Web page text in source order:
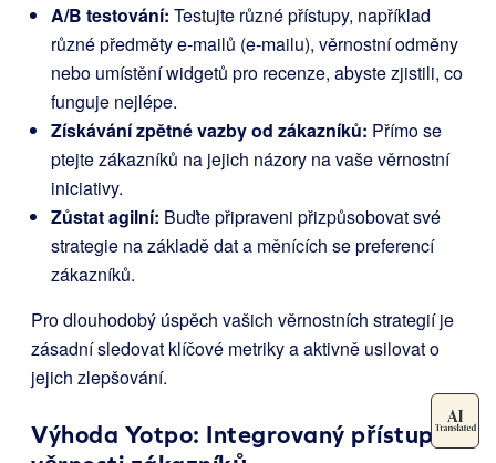
A/B testování: Testujte různé přístupy, například
různé předměty e-mailů (e-mailu), věrnostní odměny
nebo umístění widgetů pro recenze, abyste zjistili, co
funguje nejlépe.
Získávání zpětné vazby od zákazníků: Přímo se
ptejte zákazníků na jejich názory na vaše věrnostní
iniciativy.
Zůstat agilní: Buďte připraveni přizpůsobovat své
strategie na základě dat a měnících se preferencí
zákazníků.
Pro dlouhodobý úspěch vašich věrnostních strategií je
zásadní sledovat klíčové metriky a aktivně usilovat o
jejich zlepšování.
Výhoda Yotpo: Integrovaný přístup k